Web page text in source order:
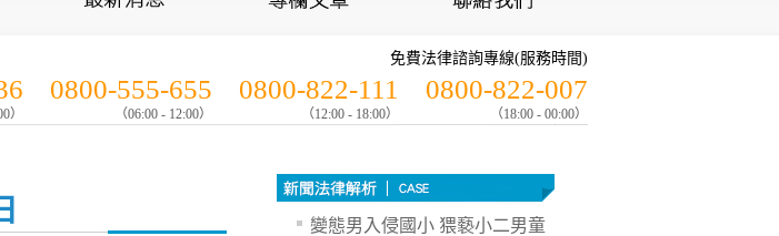
免費法律諮詢專線(服務時間)
）
0800-555-655
（06:00 - 12:00）
0800-822-111
（12:00 - 18:00）
0800-822-007
（18:00 - 00:00）
變態男入侵國小 猥褻小二男童